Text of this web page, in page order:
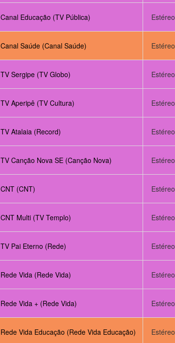
Canal Educação (TV Pública) Estéreo
Canal Saúde (Canal Saúde) Estéreo
TV Sergipe (TV Globo) Estéreo
TV Aperipê (TV Cultura) Estéreo
TV Atalaia (Record) Estéreo
TV Canção Nova SE (Canção Nova) Estéreo
CNT (CNT) Estéreo
CNT Multi (TV Templo) Estéreo
TV Pai Eterno (Rede) Estéreo
Rede Vida (Rede Vida) Estéreo
Rede Vida + (Rede Vida) Estéreo
Rede Vida Educação (Rede Vida Educação) Estéreo